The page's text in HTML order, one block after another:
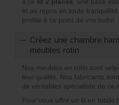
et au repos en toute
profité à ce point de vos nuits!
Créez une chambre
meubles rotin
Nos meubles en rotin sont
leur qualité. Nos fabricants
de véritables spécialiste de ce
Pour vous offrir un lit en totale